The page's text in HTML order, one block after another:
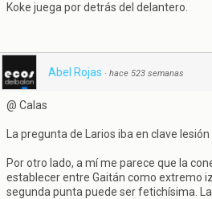
Koke juega por detrás del delantero.
Abel Rojas · hace 523 semanas
@ Calas
La pregunta de Larios iba en clave
Por otro lado, a mí me parece que la
establecer entre Gaitán como extremo
segunda punta puede ser fetichísima.